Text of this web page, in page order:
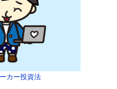
カー投資法